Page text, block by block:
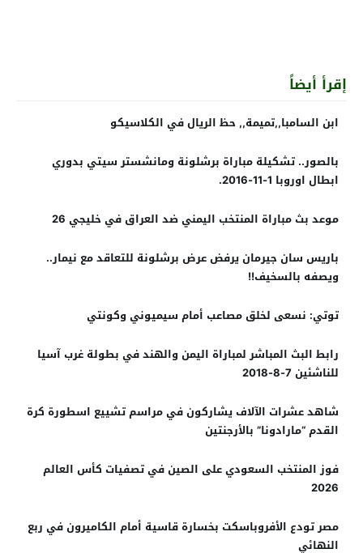
إقرأ أيضاً
ابن السامبا,,تميمة,, حظ الريال في الكلاسيكو
بالصور.. تشكيلة مباراة برشلونة ومانشستر سيتي بدوري
ابطال اوروبا 1-11-2016.
موعد بث مباراة المنتخب اليمني ضد العراق في خليجي 26
باريس سان جيرمان يرفض عرض برشلونة للتعاقد مع نيمار..
ويصفه بالسخيف!!
توتي: نسعى لخلق مصاعب أمام سيميوني وكونتي
رابط البث المباشر لمباراة اليمن والهند في بطولة غرب آسيا
للناشئين 7-8-2018
شاهد عشرات الآلاف يشاركون في مراسم تشييع اسطورة كرة
القدم “مارادونا” بالأرجنتين
فوز المنتخب السعودي على الصين في تصفيات كأس العالم
2026
مصر تودع الأفروباسكت بخسارة قاسية أمام الكاميرون في ربع
النهائي